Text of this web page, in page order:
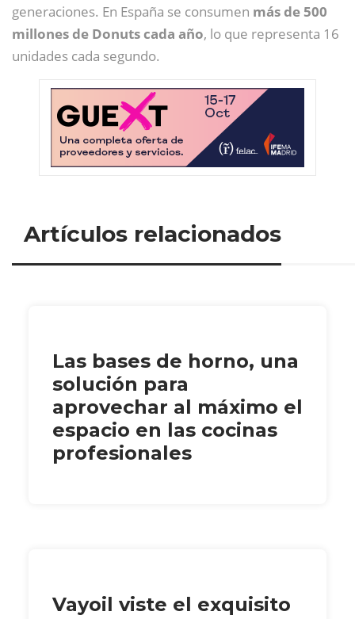
generaciones. En España se consumen más de 500
millones de Donuts cada año, lo que representa 16
unidades cada segundo.
Artículos relacionados
Las bases de horno, una
solución para
aprovechar al máximo el
espacio en las cocinas
profesionales
Vayoil viste el exquisito